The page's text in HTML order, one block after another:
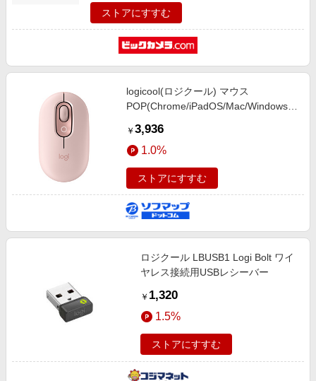
ストアにすすむ
logicool(ロジクール) マウス
POP(Chrome/iPadOS/Mac/Windows11
(ワイヤレス) /4ボタン /Bluetooth］
￥ 3,936
1.0%
ストアにすすむ
ロジクール LBUSB1 Logi Bolt ワイ
ヤレス接続用USBレシーバー
￥ 1,320
1.5%
ストアにすすむ